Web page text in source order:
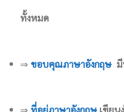
ทั้งหมด
⇒ ขอบคุณภาษาอังกฤษมี
⇒ ที่อยู่ภาษาอังกฤษเขียน